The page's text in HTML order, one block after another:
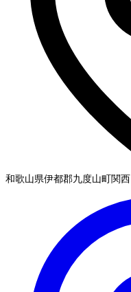
和歌山県伊都郡九度山町関西